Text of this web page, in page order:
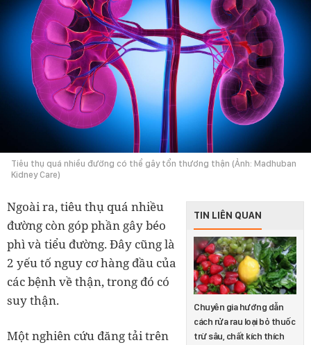
Tiêu thụ quá nhiều đường có thể gây tổn thương thận (Ảnh: Madhuban
Kidney Care)
TIN LIÊN QUAN
Chuyên gia hướng dẫn
cách rửa rau loại bỏ thuốc
trừ sâu, chất kích thích
Ngoài ra, tiêu thụ quá nhiều
đường còn góp phần gây béo
phì và tiểu đường. Đây cũng là
2 yếu tố nguy cơ hàng đầu của
các bệnh về thận, trong đó có
suy thận.
Một nghiên cứu đăng tải trên